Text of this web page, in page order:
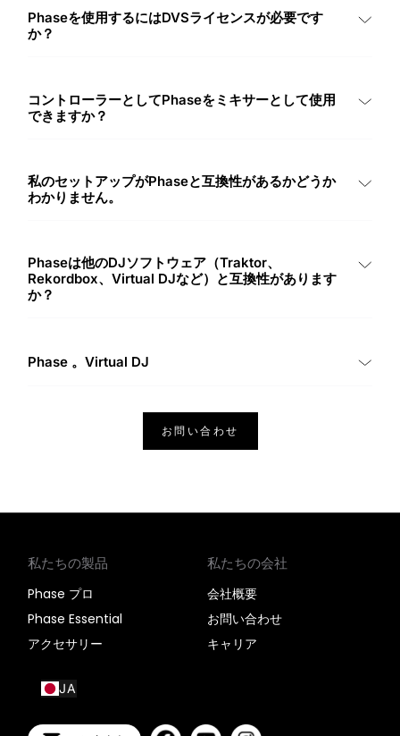
Phaseを使用するにはDVSライセンスが必要です
か？
せん。
コントローラーとしてPhaseをミキサーとして使用
できますか？
センターの専用記事をご覧ください。
私のセットアップがPhaseと互換性があるかどうか
わかりません。
間以内に返信します。 チームに連絡してください。
Phaseは他のDJソフトウェア（Traktor、
Rekordbox、Virtual DJなど）と互換性があります
か？
Serato DJ Pro, rekordbox, Virtual DJ and djay PRO. Check
out our setup pages for your software.
Phase 。Virtual DJ
時間の月曜日から金曜日まで、24時間以内にお返事いたしま
製品スペシャリストにお問い合わせください。
お問い合わせ
私たちの製品
Phase プロ
Phase Essential
アクセサリー
私たちの会社
会社概要
お問い合わせ
キャリア
JA